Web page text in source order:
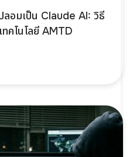
ลอมเป็น Claude AI: วิธี
คโนโลยี AMTD